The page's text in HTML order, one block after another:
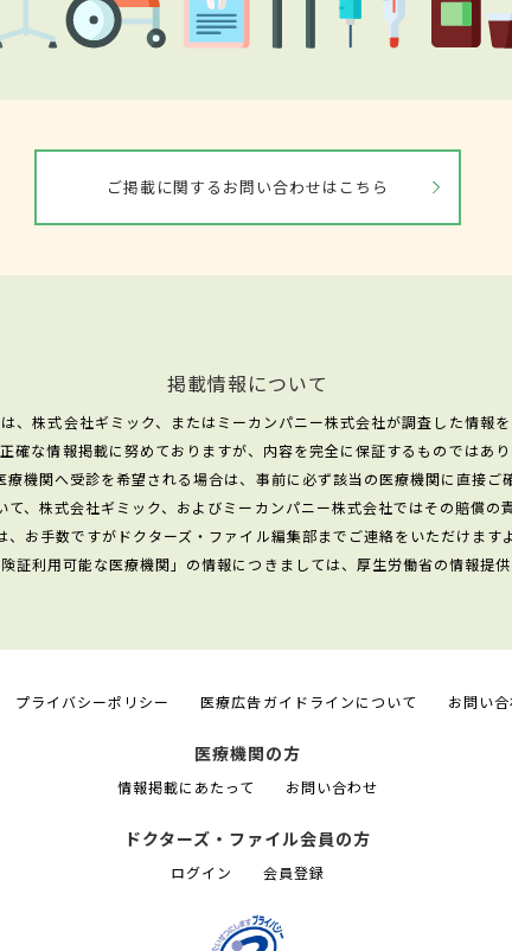
ご掲載に関するお問い合わせはこちら
掲載情報について
、株式会社ギミック、またはミーカンパニー株式会社が調査した情報を
確な情報掲載に努めておりますが、内容を完全に保証するものではあり
療機関へ受診を希望される場合は、事前に必ず該当の医療機関に直接ご
、株式会社ギミック、およびミーカンパニー株式会社ではその賠償の
お手数ですがドクターズ・ファイル編集部までご連絡をいただけます
証利用可能な医療機関」の情報につきましては、厚生労働省の情報提供
プライバシーポリシー 医療広告ガイドラインについて お問い
医療機関の方
情報掲載にあたって お問い合わせ
ドクターズ・ファイル会員の方
ログイン 会員登録